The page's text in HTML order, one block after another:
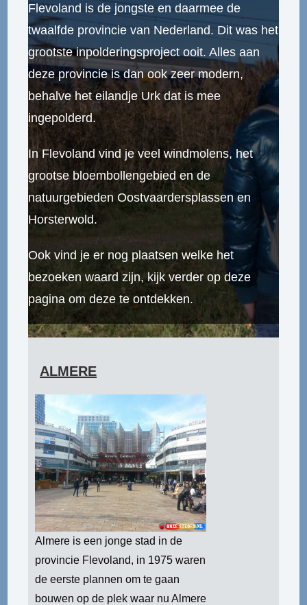
Flevoland is de jongste en daarmee de
twaalfde provincie van Nederland. Dit was het
grootste inpolderingsproject ooit. Alles aan
deze provincie is dan ook zeer modern,
behalve het eilandje Urk dat is mee
ingepolderd.
In Flevoland vind je veel windmolens, het
grootse bloembollengebied en de
natuurgebieden Oostvaardersplassen en
Horsterwold.
Ook vind je er nog plaatsen welke het
bezoeken waard zijn, kijk verder op deze
pagina om deze te ontdekken.
ALMERE
Almere is een jonge stad in de
provincie Flevoland, in 1975 waren
de eerste plannen om te gaan
bouwen op de plek waar nu Almere